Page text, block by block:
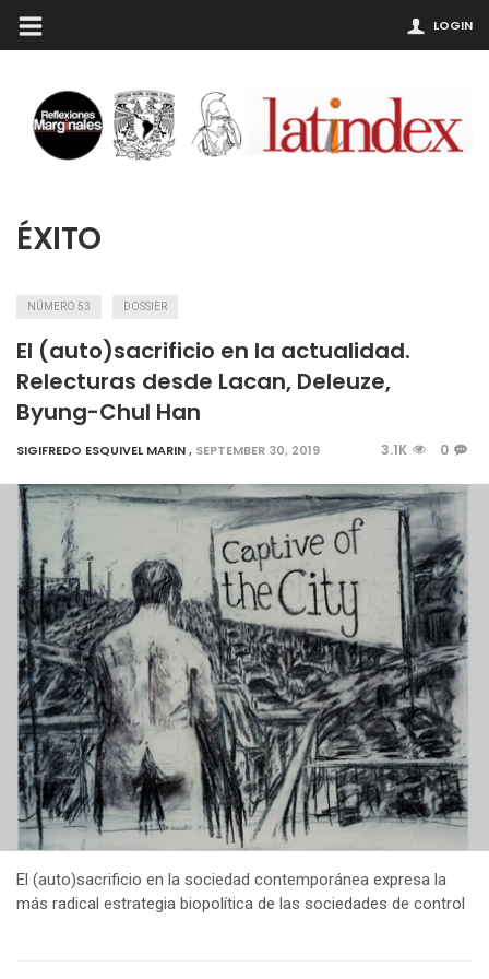
LOGIN
ÉXITO
NÚMERO 53 DOSSIER
El (auto)sacrificio en la actualidad.
Relecturas desde Lacan, Deleuze,
Byung-Chul Han
SIGIFREDO ESQUIVEL MARIN, SEPTEMBER 30, 2019 3.1K 0
El (auto)sacrificio en la sociedad contemporánea expresa la
más radical estrategia biopolítica de las sociedades de control